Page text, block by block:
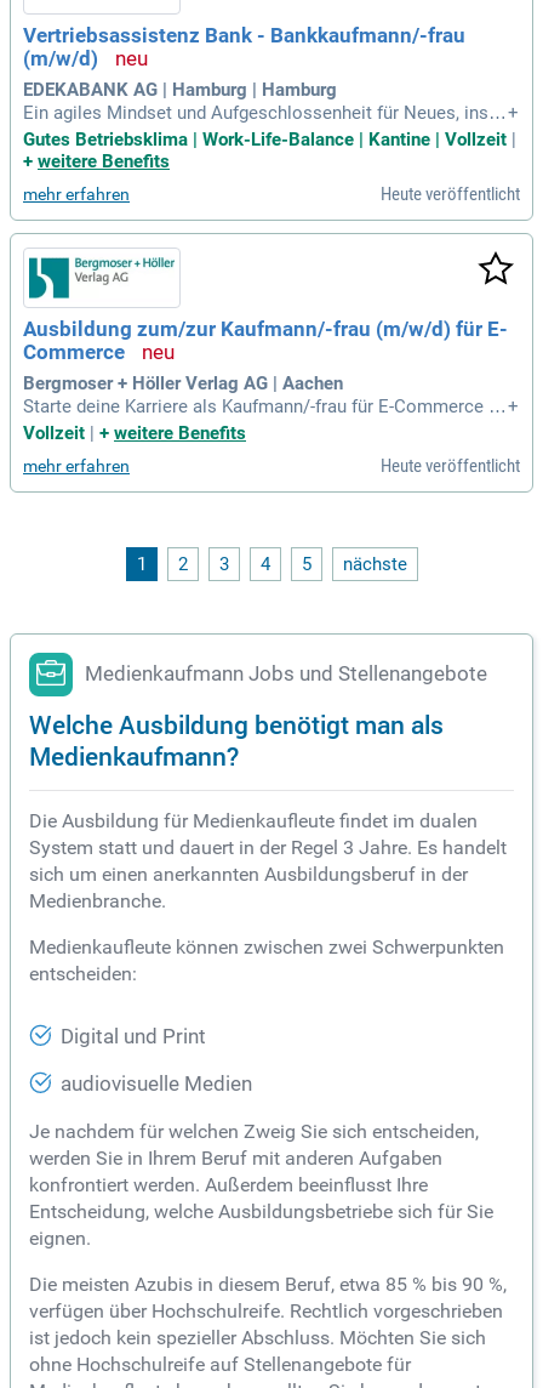
Vertriebsassistenz Bank - Bankkaufmann/-frau
(m/w/d)
EDEKABANK AG | Hamburg | Hamburg
Ein agiles Mindset und Aufgeschlossenheit für Neues, insbe
sondere für den Einsatz neuer Technologien/Medien. Was w
ir Dir bieten: Ein Miteinander auf Augenhöhe in einer kollegi
+
Gutes Betriebsklima | Work-Life-Balance | Kantine | Vollzeit |
+ weitere Benefits
mehr erfahren Heute veröffentlicht
Ausbildung zum/zur Kaufmann/-frau (m/w/d) für E-
Commerce
Bergmoser + Höller Verlag AG | Aachen
Starte deine Karriere als Kaufmann/-frau für E-Commerce in
unserem innovativen Medienunternehmen! In dieser dreijähr
service, Marketing, Buchhaltung und IT besetzen. Du bringst
Abitur oder Fachhochschulreife mit und hast eine Leidensch
en. Werde Teil eines motivierten Teams und erlerne wertvoll
e technische Fähigkeiten. Aktive Mitarbeit an unserem Onlin
+
Vollzeit
+ weitere Benefits
mehr erfahren Heute veröffentlicht
1 2 3 4 5 nächste
Medienkaufmann Jobs und Stellenangebote
Welche Ausbildung benötigt man als
Medienkaufmann?
Die Ausbildung für Medienkaufleute findet im dualen
System statt und dauert in der Regel 3 Jahre. Es handelt
sich um einen anerkannten Ausbildungsberuf in der
Medienbranche.
Medienkaufleute können zwischen zwei Schwerpunkten
entscheiden:
Digital und Print
audiovisuelle Medien
Je nachdem für welchen Zweig Sie sich entscheiden,
werden Sie in Ihrem Beruf mit anderen Aufgaben
konfrontiert werden. Außerdem beeinflusst Ihre
Entscheidung, welche Ausbildungsbetriebe sich für Sie
eignen.
Die meisten Azubis in diesem Beruf, etwa 85 % bis 90 %,
verfügen über Hochschulreife. Rechtlich vorgeschrieben
ist jedoch kein spezieller Abschluss. Möchten Sie sich
ohne Hochschulreife auf Stellenangebote für